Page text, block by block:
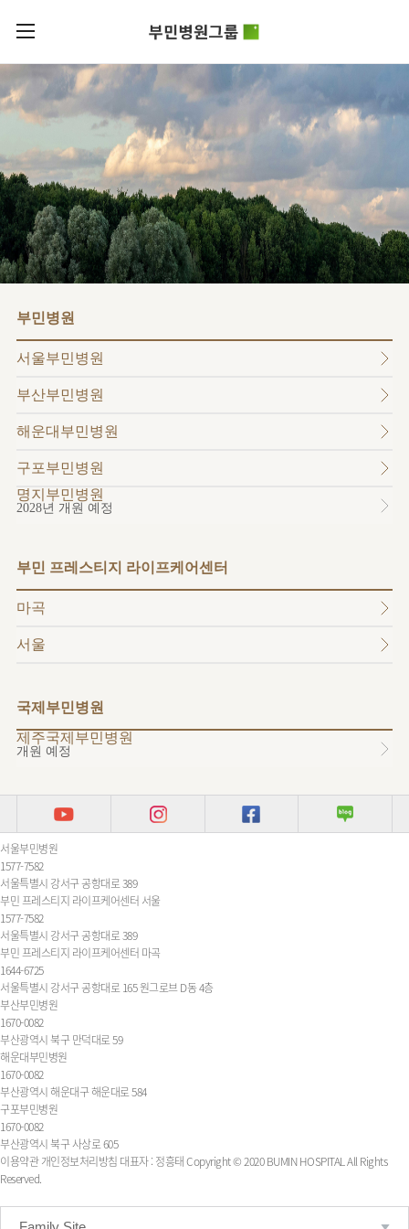
로그인
회원가입
부민병원그룹소개
비전과
부민스토리
이사장소개
HI
HSS
글로벌
얼라이언스
연혁
조직도
오시는길
의료진
외래진료
부민병원그룹소식
사회공헌
후원안내
언론보도
건강토크
입찰공고
부민병원
40주년
역사관
병원/
센터
서울부민병원
부산부민병원
해운대부민병원
프레스티지
라이프케어센터
KOR
ENG
RUS
부민병원
서울부민병원
부산부민병원
해운대부민병원
구포부민병원
명지부민병원
2028년 개원 예정
부민 프레스티지 라이프케어센터
마곡
서울
국제부민병원
제주국제부민병원
개원 예정
서울부민병원
1577-7582
서울특별시 강서구 공항대로 389
부민 프레스티지 라이프케어센터 서울
1577-7582
서울특별시 강서구 공항대로 389
부민 프레스티지 라이프케어센터 마곡
1644-6725
서울특별시 강서구 공항대로 165 원그로브 D동 4층
부산부민병원
1670-0082
부산광역시 북구 만덕대로 59
해운대부민병원
1670-0082
부산광역시 해운대구 해운대로 584
구포부민병원
1670-0082
부산광역시 북구 사상로 605
이용약관 개인정보처리방침 대표자 : 정흥태Copyright © 2020 BUMIN HOSPITAL All Rights
Reserved.